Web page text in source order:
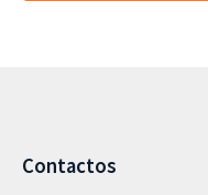
Contactos